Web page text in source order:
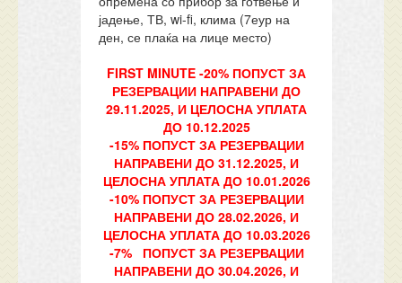
јадење, ТВ, wi-fi, клима (7еур на
ден, се плаќа на лице место)
FIRST MINUTE -20% ПОПУСТ ЗА
РЕЗЕРВАЦИИ НАПРАВЕНИ ДО
29.11.2025, И ЦЕЛОСНА УПЛАТА
ДО 10.12.2025
-15% ПОПУСТ ЗА РЕЗЕРВАЦИИ
НАПРАВЕНИ ДО31.12.2025, И
ЦЕЛОСНА УПЛАТА ДО 10.01.2026
-10% ПОПУСТ ЗА РЕЗЕРВАЦИИ
НАПРАВЕНИ ДО 28.02.2026, И
ЦЕЛОСНА УПЛАТА ДО 10.03.2026
-7% ПОПУСТ ЗА РЕЗЕРВАЦИИ
НАПРАВЕНИ ДО 30.04.2026, И